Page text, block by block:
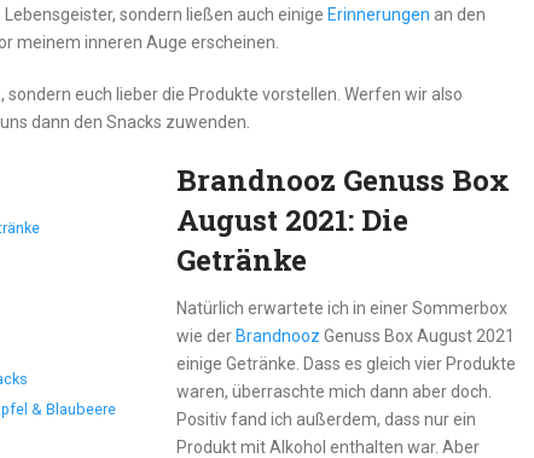
sondern ließen auch einige Erinnerungen an den
meinem inneren Auge erscheinen.
euch lieber die Produkte vorstellen. Werfen wir also
dann den Snacks zuwenden.
& Blaubeere
Brandnooz Genuss Box
August 2021: Die
Getränke
Natürlich erwartete ich in einer Sommerbox
wie der Brandnooz Genuss Box August 2021
einige Getränke. Dass es gleich vier Produkte
waren, überraschte mich dann aber doch.
Positiv fand ich außerdem, dass nur ein
Produkt mit Alkohol enthalten war. Aber